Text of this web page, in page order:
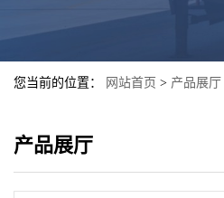
您当前的位置： 网站首页 > 产品展厅
产品展厅